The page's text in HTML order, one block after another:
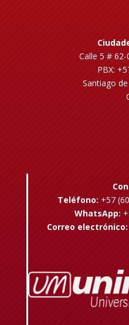
Calle 5 #
PBX:
Santiago
Teléfono: +57
WhatsApp:
Correo electrónico: